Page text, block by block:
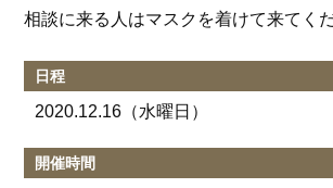
相談に来る人はマスクを着けて来てくだ
日程
2020.12.16 （水曜日）
開催時間